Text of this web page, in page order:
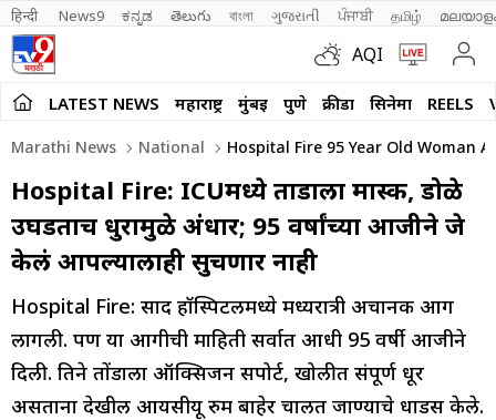
हिन्दी News9 ಕನ್ನಡ తెలుగు বাংলা ગુજરાતી ਪੰਜਾਬੀ தமிழ்
AQI
LATEST NEWS महाराष्ट्र मुंबई पुणे क्रीडा सिनेमा REELS
Marathi News National Hospital Fire 95 Year Old Woman
Hospital Fire: ICUमध्ये तोंडाला मास्क, डोळे
उघडताच धुरामुळे अंधार; 95 वर्षांच्या आजीने जे
केलं आपल्यालाही सुचणार नाही
Hospital Fire: प्रसाद हॉस्पिटलमध्ये मध्यरात्री अचानक आग
लागली. पण या आगीची माहिती सर्वात आधी 95 वर्षी आजीने
दिली. तिने तोंडाला ऑक्सिजन सपोर्ट, खोलीत संपूर्ण धूर
असताना देखील आयसीयू रुम बाहेर चालत जाण्याचे धाडस केले.